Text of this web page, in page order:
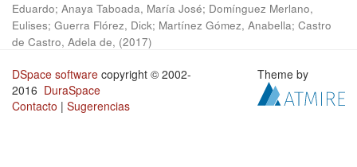
Eduardo; Anaya Taboada, María José; Domínguez Merlano,
Eulises; Guerra Flórez, Dick; Martínez Gómez, Anabella; Castro
de Castro, Adela de, (2017)
DSpace software copyright © 2002-
2016 DuraSpace
Contacto | Sugerencias
Theme by